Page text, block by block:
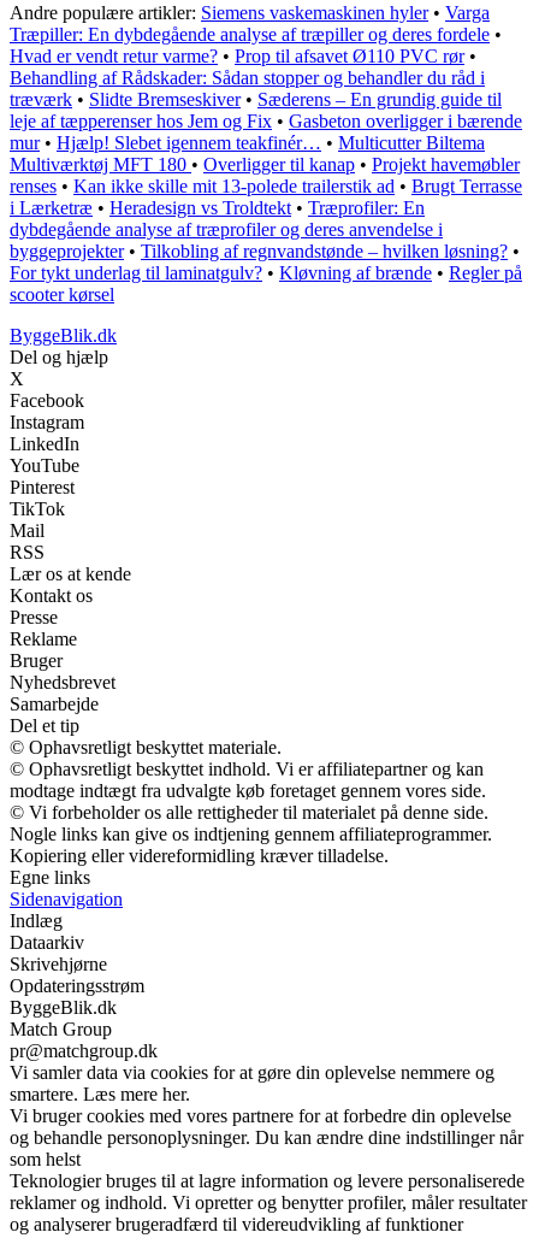
Andre populære artikler: Siemens vaskemaskinen hyler• Varga
Træpiller: En dybdegående analyse af træpiller og deres fordele •
Hvad er vendt retur varme? • Prop til afsavet Ø110 PVC rør•
Behandling af Rådskader: Sådan stopper og behandler du råd i
træværk • Slidte Bremseskiver• Sæderens – En grundig guide til
leje af tæpperenser hos Jem og Fix • Gasbeton overligger i bærende
mur• Hjælp! Slebet igennem teakfinér… • Multicutter Biltema
Multiværktøj MFT 180 • Overligger til kanap • Projekt havemøbler
renses • Kan ikke skille mit 13-polede trailerstik ad • Brugt Terrasse
i Lærketræ • Heradesign vs Troldtekt • Træprofiler: En
dybdegående analyse af træprofiler og deres anvendelse i
byggeprojekter• Tilkobling af regnvandstønde – hvilken løsning? •
For tykt underlag til laminatgulv? • Kløvning af brænde • Regler på
scooter kørsel
ByggeBlik.dk
Del og hjælp
X
Facebook
Instagram
LinkedIn
YouTube
Pinterest
TikTok
Mail
RSS
Lær os at kende
Kontakt os
Presse
Reklame
Bruger
Nyhedsbrevet
Samarbejde
Del et tip
© Ophavsretligt beskyttet materiale.
© Ophavsretligt beskyttet indhold. Vi er affiliatepartner og kan
modtage indtægt fra udvalgte køb foretaget gennem vores side.
© Vi forbeholder os alle rettigheder til materialet på denne side.
Nogle links kan give os indtjening gennem affiliateprogrammer.
Kopiering eller videreformidling kræver tilladelse.
Egne links
Sidenavigation
Indlæg
Dataarkiv
Skrivehjørne
Opdateringsstrøm
ByggeBlik.dk
Match Group
pr@matchgroup.dk
Vi samler data via cookies for at gøre din oplevelse nemmere og
smartere. Læs mere her.
Vi bruger cookies med vores partnere for at forbedre din oplevelse
og behandle personoplysninger. Du kan ændre dine indstillinger når
som helst
Teknologier bruges til at lagre information og levere personaliserede
reklamer og indhold. Vi opretter og benytter profiler, måler resultater
og analyserer brugeradfærd til videreudvikling af funktioner